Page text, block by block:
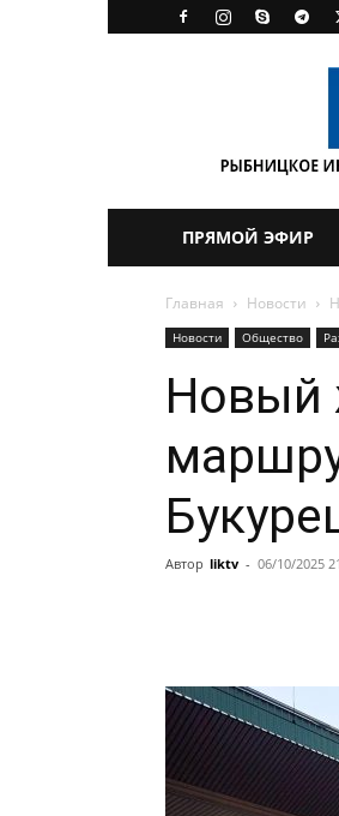
ПРЯМОЙ ЭФИР
Главная Новости
Новости Общество
Новый
Автор liktv - 06/10/2025